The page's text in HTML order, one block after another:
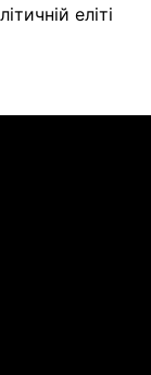
еліті